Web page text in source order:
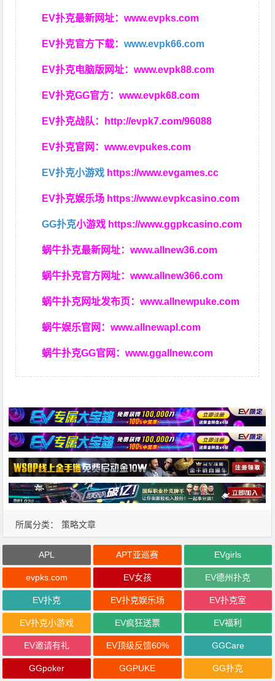
EV扑克最新网址：www.evpks.com
EV扑克官方下载：www.evpk66.com
EV扑克电脑版网址：www.evpk88.com
EV扑克GG官方：www.evpk68.com
EV扑克战队： http://evpk7.com/96088
EV扑克官网：www.evpukes.com
EV扑克小游戏 https://www.evgames.cc
EV扑克娱乐场 https://www.evpkcasino.com
GG扑克小游戏 https://www.ggpkcasino.com
蜗牛扑克最新网址：www.allnew36.com
蜗牛扑克官方网址：www.allnew366.com
蜗牛扑克网址发布页：www.allnewpuke.com
蜗牛娱乐官网：www.allnewapl.com
蜗牛扑克GG官网：www.ggallnew.com
所属分类： 策略文章
APL APT亚巡赛 EVgirls
evpks.com EV女孩 EV德州扑克
EV扑克 EV扑克娱乐场 EV扑克室
EV扑克小游戏 EV疯狂送票 EV福利
EV邀请有礼 EV顶级反馈60% GGCare
GGpoker GGPUKE GG扑克